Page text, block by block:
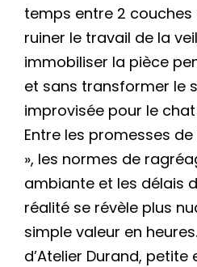
temps entre 2
ruiner le travail de la
immobiliser la pièce
et sans transformer le
improvisée pour le
Entre les promesses
», les normes de
ambiante et les délais
réalité se révèle plus
simple valeur en
d’Atelier Durand,